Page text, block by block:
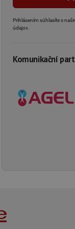
Prihlásením súhlasíte s
údajov.
Komunikační